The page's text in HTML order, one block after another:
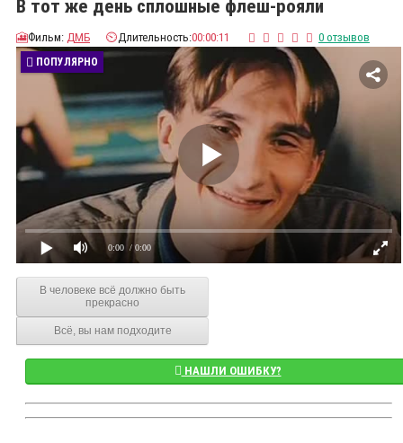
В тот же день сплошные флеш-рояли
🎦Фильм: ДМБ ⏲️Длительность:00:00:11 0 отзывов
ПОПУЛЯРНО
0:00 / 0:00
В человеке всё должно быть
прекрасно
Всё, вы нам подходите
НАШЛИ ОШИБКУ?